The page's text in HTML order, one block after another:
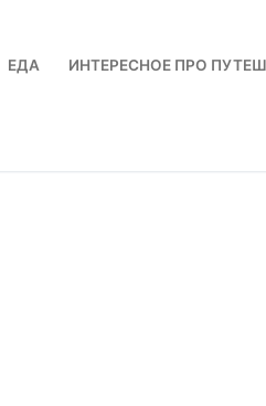
ЕДА ИНТЕРЕСНОЕ ПРО